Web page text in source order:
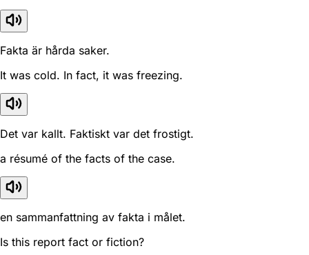
Fakta är hårda saker.
It was cold. In fact, it was freezing.
Det var kallt. Faktiskt var det frostigt.
a résumé of the facts of the case.
en sammanfattning av fakta i målet.
Is this report fact or fiction?